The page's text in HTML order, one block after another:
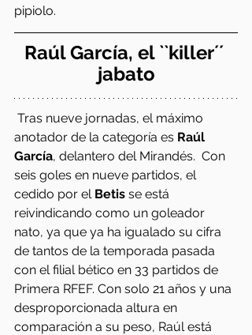
pipiolo.
Raúl García, el ``killer´´
jabato
anotador de la categoría es Raúl
García, delantero del Mirandés.  Con
seis goles en nueve partidos, el
cedido por el Betis se está
reivindicando como un goleador
nato, ya que ya ha igualado su cifra
de tantos de la temporada pasada
con el filial bético en 33 partidos de
Primera RFEF. Con solo 21 años y una
desproporcionada altura en
comparación a su peso, Raúl está